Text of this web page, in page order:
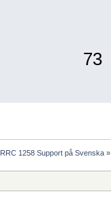
73
RRC 1258 Support på Svenska»